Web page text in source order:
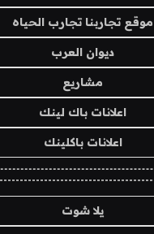
موقع تجاربنا تجارب الحياه
ديوان العرب
مشاريع
اعلانات باك لينك
اعلانات باكلينك
يلا شوت